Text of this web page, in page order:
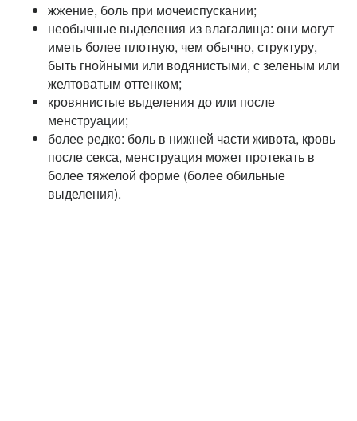
жжение, боль при мочеиспускании;
необычные выделения из влагалища: они могут
иметь более плотную, чем обычно, структуру,
быть гнойными или водянистыми, с зеленым или
желтоватым оттенком;
кровянистые выделения до или после
менструации;
более редко: боль в нижней части живота, кровь
после секса, менструация может протекать в
более тяжелой форме (более обильные
выделения).